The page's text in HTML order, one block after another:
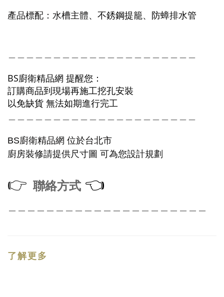
產品標配：水槽主體、不銹鋼提籠、防蟑排水管
BS廚衛精品網 提醒您：
訂購商品到現場再施工挖孔安裝
以免缺貨 無法如期進行完工
BS廚衛精品網 位於台北市
廚房裝修請提供尺寸圖 可為您設計規劃
👉 聯絡方式 👈
了解更多